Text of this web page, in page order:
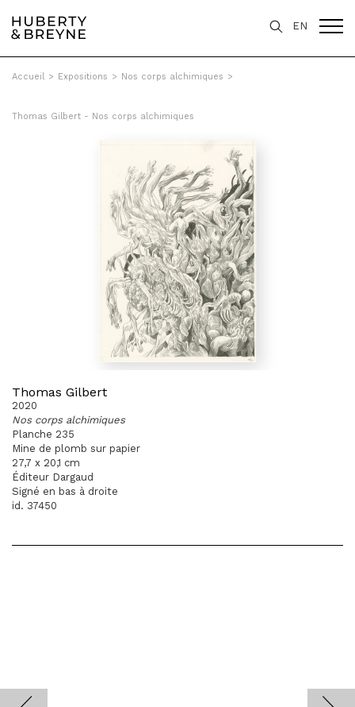
EN
Accueil > Expositions > Nos corps alchimiques >
Thomas Gilbert - Nos corps alchimiques
Thomas Gilbert
2020
Nos corps alchimiques
Planche 235
Mine de plomb sur papier
27,7 x 20,1 cm
Éditeur Dargaud
Signé en bas à droite
id. 37450